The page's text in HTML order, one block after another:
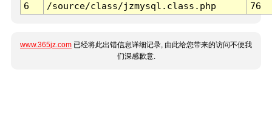
6
/source/class/jzmysql.class.php 76
www.365jz.com 已经将此出错信息详细记录, 由此给您带来的访问不便我
们深感歉意.